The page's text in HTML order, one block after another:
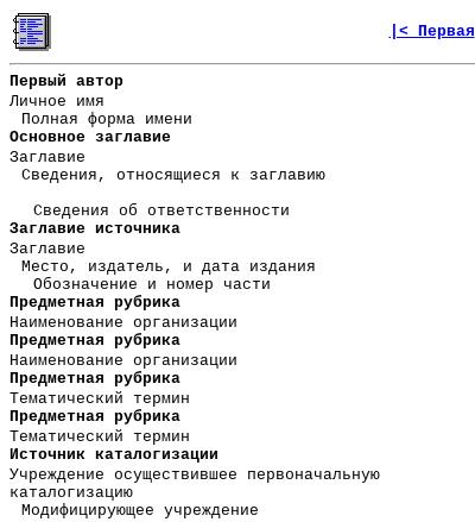
|< Первая
Первый автор
Личное имя
Полная форма имени
Основное заглавие
Заглавие
Сведения, относящиеся к заглавию
Сведения об ответственности
Заглавие источника
Заглавие
Место, издатель, и дата издания
Обозначение и номер части
Предметная рубрика
Наименование организации
Предметная рубрика
Наименование организации
Предметная рубрика
Тематический термин
Предметная рубрика
Тематический термин
Источник каталогизации
Учреждение осуществившее первоначальную
каталогизацию
Модифицирующее учреждение